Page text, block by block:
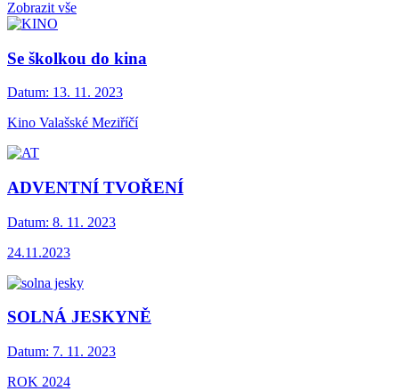
Zobrazit vše
Se školkou do kina
Datum: 13. 11. 2023
Kino Valašské Meziříčí
ADVENTNÍ TVOŘENÍ
Datum: 8. 11. 2023
24.11.2023
SOLNÁ JESKYNĚ
Datum: 7. 11. 2023
ROK 2024